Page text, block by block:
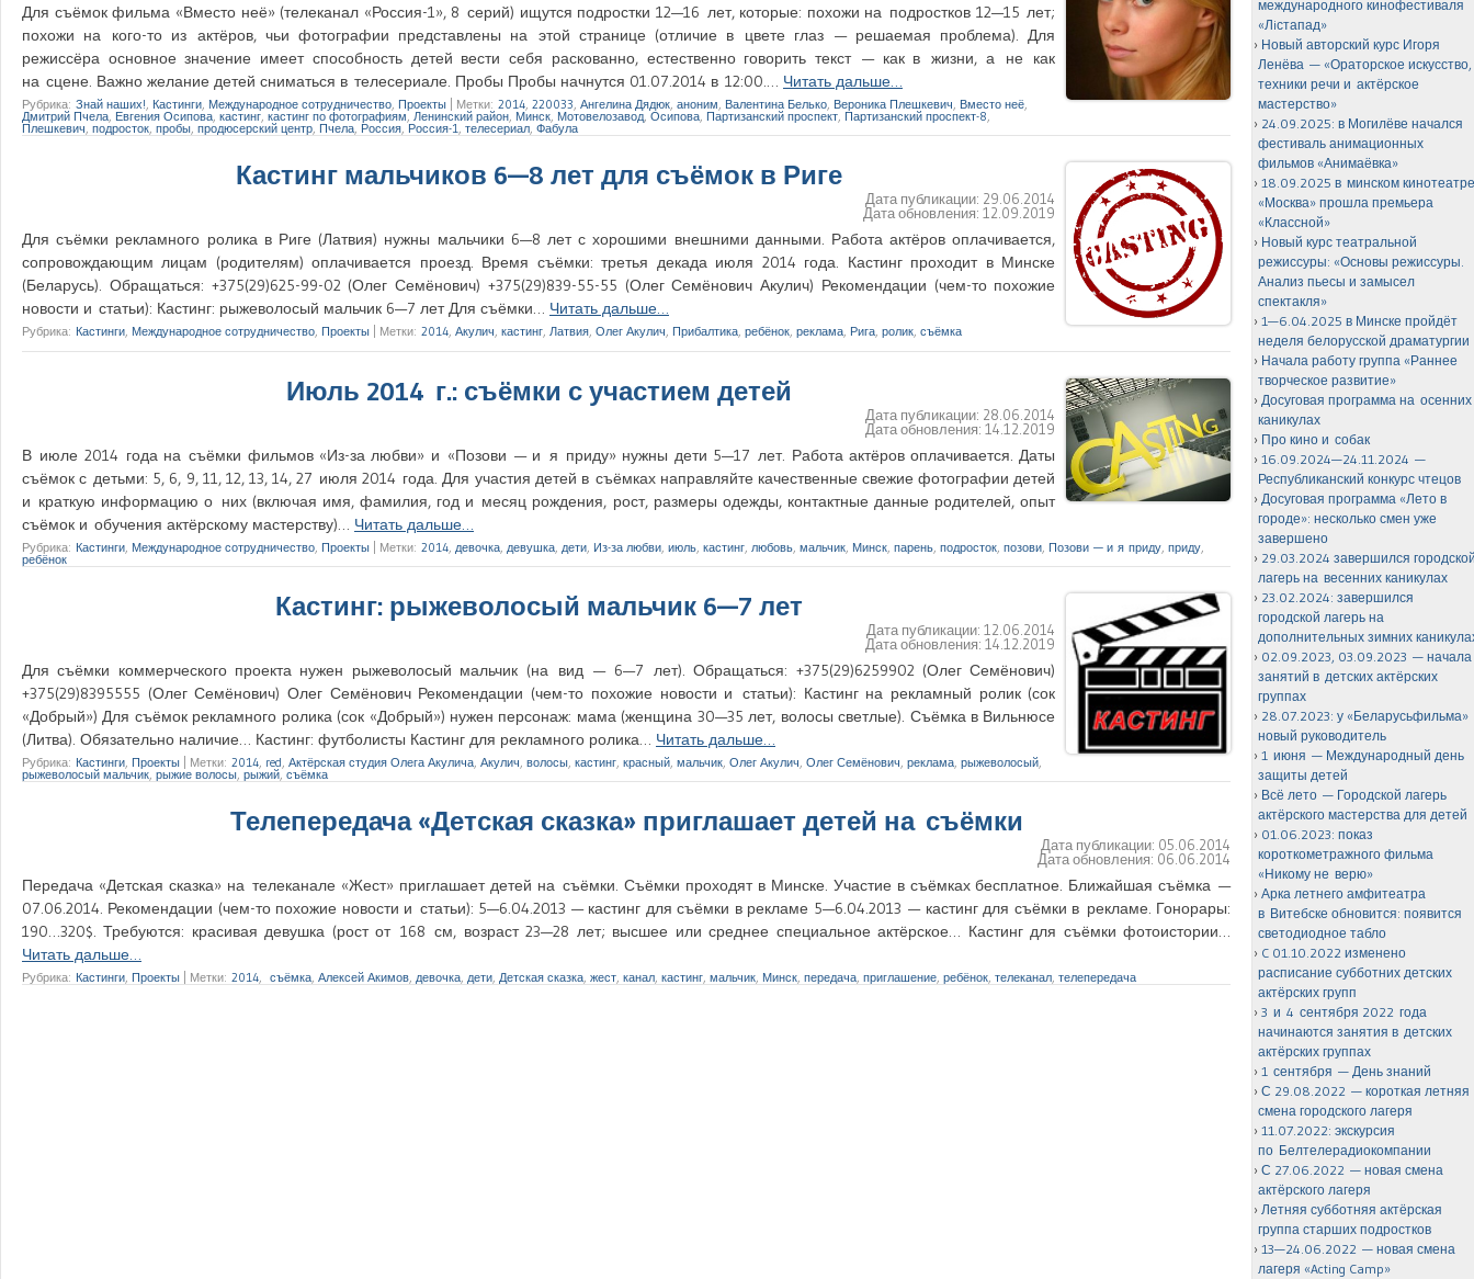
Для съёмок фильма «Вместо неё» (телеканал «Россия-1», 8 серий) ищутся подростки 12—16 лет, которые: похожи на подростков 12—15 лет;
похожи на кого-то из актёров, чьи фотографии представлены на этой странице (отличие в цвете глаз — решаемая проблема). Для
режиссёра основное значение имеет способность детей вести себя раскованно, естественно говорить текст — как в жизни, а не как
на сцене. Важно желание детей сниматься в телесериале. Пробы Пробы начнутся 01.07.2014 в 12:00.… Читать дальше…
Рубрика: Знай наших! Кастинги Международное сотрудничество Проекты Метки: 2014 220033 Ангелина Дядюк аноним Валентина Белько Вероника Плешкевич Вместо неё
Дмитрий Пчела Евгения Осипова кастинг кастинг по фотографиям, Ленинский район Минск Мотовелозавод ,Осипова Партизанский проспект Партизанский проспект-8
Плешкевич подросток пробы продюсерский центр Пчела Россия ,Россия-1 телесериал Фабула
Кастинг мальчиков 6—8 лет для съёмок в Риге
Дата публикации: 29.06.2014
Дата обновления:12.09.2019
Для съёмки рекламного ролика в Риге (Латвия) нужны мальчики 6—8 лет с хорошими внешними данными. Работа актёров оплачивается,
сопровождающим лицам (родителям) оплачивается проезд. Время съёмки: третья декада июля 2014 года. Кастинг проходит в Минске
(Беларусь). Обращаться: +375(29)625-99-02 (Олег Семёнович) +375(29)839-55-55 (Олег Семёнович Акулич) Рекомендации (чем-то похожие
новости и статьи): Кастинг: рыжеволосый мальчик 6—7 лет Для съёмки… Читать дальше…
Рубрика: Кастинги Международное сотрудничество Проекты Метки: 2014 Акулич кастинг Латвия Олег Акулич Прибалтика ребёнок реклама Рига ролик съёмка
Июль 2014 г.: съёмки с участием детей
Дата публикации: 28.06.2014
Дата обновления:14.12.2019
В июле 2014 года на съёмки фильмов «Из-за любви» и «Позови — и я приду» нужны дети 5—17 лет. Работа актёров оплачивается. Даты
съёмок с детьми: 5, 6, 9, 11, 12, 13, 14, 27 июля 2014 года. Для участия детей в съёмках направляйте качественные свежие фотографии детей
и краткую информацию о них (включая имя, фамилия, год и месяц рождения, рост, размеры одежды, контактные данные родителей, опыт
съёмок и обучения актёрскому мастерству)… Читать дальше…
Рубрика: Кастинги Международное сотрудничество Проекты Метки: 2014 девочка девушка дети Из-за любви июль кастинг любовь мальчик Минск парень подросток позови Позови — и я приду приду
ребёнок
Кастинг: рыжеволосый мальчик 6—7 лет
Дата публикации:12.06.2014
Дата обновления:14.12.2019
Для съёмки коммерческого проекта нужен рыжеволосый мальчик (на вид — 6—7 лет). Обращаться: +375(29)6259902 (Олег Семёнович)
+375(29)8395555 (Олег Семёнович) Олег Семёнович Рекомендации (чем-то похожие новости и статьи): Кастинг на рекламный ролик (сок
«Добрый») Для съёмок рекламного ролика (сок «Добрый») нужен персонаж: мама (женщина 30—35 лет, волосы светлые). Съёмка в Вильнюсе
(Литва). Обязательно наличие… Кастинг: футболисты Кастинг для рекламного ролика… Читать дальше…
Рубрика: Кастинги Проекты Метки: 2014 red Актёрская студия Олега Акулича Акулич волосы кастинг красный мальчик Олег Акулич Олег Семёнович реклама рыжеволосый
рыжеволосый мальчик рыжие волосы рыжий, съёмка
Телепередача «Детская сказка» приглашает детей на съёмки
Дата публикации: 05.06.2014
Дата обновления: 06.06.2014
Передача «Детская сказка» на телеканале «Жест» приглашает детей на съёмки. Съёмки проходят в Минске. Участие в съёмках бесплатное. Ближайшая съёмка —
07.06.2014. Рекомендации (чем-то похожие новости и статьи): 5—6.04.2013 — кастинг для съёмки в рекламе 5—6.04.2013 — кастинг для съёмки в рекламе. Гонорары:
190…320$. Требуются: красивая девушка (рост от 168 см, возраст 23—28 лет; высшее или среднее специальное актёрское… Кастинг для съёмки фотоистории…
Читать дальше…
Рубрика: Кастинги Проекты Метки: 2014 съёмка Алексей Акимов девочка дети Детская сказка жест канал кастинг мальчик Минск передача приглашение ребёнок телеканал телепередача
международного кинофестиваля
«Лiстапад»
Новый авторский курс Игоря
Ленёва — «Ораторское искусство,
техники речи и актёрское
мастерство»
24.09.2025: в Могилёве начался
фестиваль анимационных
фильмов «Анимаёвка»
18.09.2025 в минском
«Москва» прошла премьера
«Классной»
Новый курс театральной
режиссуры: «Основы режиссуры.
Анализ пьесы и замысел
спектакля»
1—6.04.2025 в Минске пройдёт
неделя белорусской драматургии
Начала работу группа «Раннее
творческое развитие»
Досуговая программа на осенних
каникулах
Про кино и собак
16.09.2024—24.11.2024 —
Республиканский конкурс чтецов
Досуговая программа «Лето в
городе»: несколько смен уже
завершено
29.03.2024 завершился
лагерь на весенних каникулах
23.02.2024: завершился
городской лагерь на
дополнительных зимних
02.09.2023, 03.09.2023 — начала
занятий в детских актёрских
группах
28.07.2023: у «Беларусьфильма»
новый руководитель
1 июня — Международный день
защиты детей
Всё лето — Городской лагерь
актёрского мастерства для детей
01.06.2023: показ
короткометражного фильма
«Никому не верю»
Арка летнего амфитеатра
в Витебске обновится: появится
светодиодное табло
C 01.10.2022 изменено
расписание субботних детских
актёрских групп
3 и 4 сентября 2022 года
начинаются занятия в детских
актёрских группах
1 сентября — День знаний
С 29.08.2022 — короткая летняя
смена городского лагеря
11.07.2022: экскурсия
по Белтелерадиокомпании
С 27.06.2022 — новая смена
актёрского лагеря
Летняя субботняя актёрская
группа старших подростков
13—24.06.2022 — новая смена
лагеря «Acting Camp»